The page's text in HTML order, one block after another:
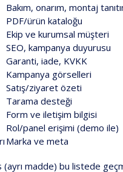
Bakım, onarım, montaj
PDF/ürün kataloğu
Ekip ve kurumsal müşteri
SEO, kampanya duyurusu
Garanti, iade, KVKK
Kampanya görselleri
Satış/ziyaret özeti
Tarama desteği
Form ve iletişim bilgisi
Rol/panel erişimi (demo ile)
Marka ve meta
(ayrı madde) bu listede